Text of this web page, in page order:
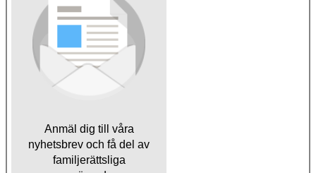
Anmäl dig till våra
nyhetsbrev och få del av
familjerättsliga